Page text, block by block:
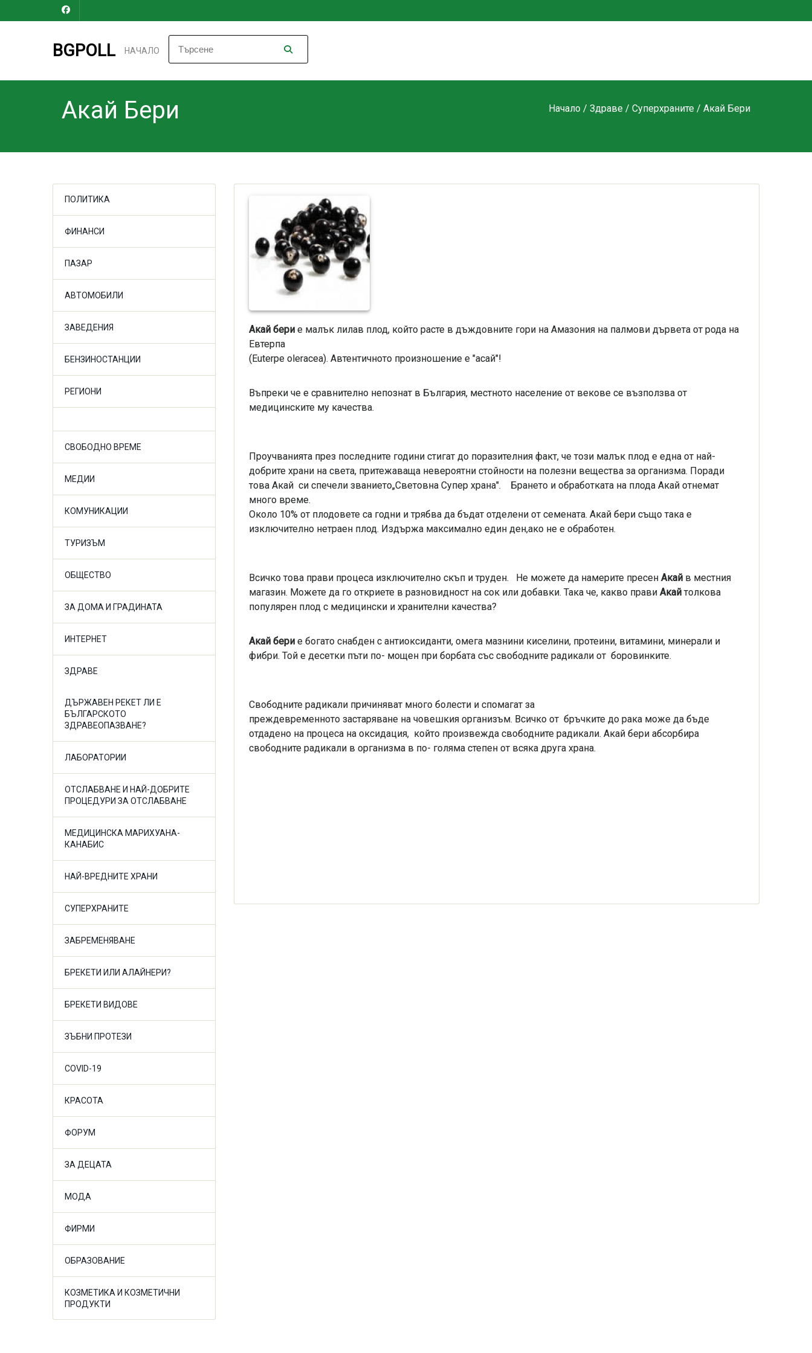
BGPOLL НАЧАЛО
Акай Бери Начало / Здраве / Суперхраните / Акай Бери
ПОЛИТИКА
ФИНАНСИ
ПАЗАР
АВТОМОБИЛИ
ЗАВЕДЕНИЯ
БЕНЗИНОСТАНЦИИ
РЕГИОНИ
СВОБОДНО ВРЕМЕ
МЕДИИ
КОМУНИКАЦИИ
ТУРИЗЪМ
ОБЩЕСТВО
ЗА ДОМА И ГРАДИНАТА
ИНТЕРНЕТ
ЗДРАВЕ
ДЪРЖАВЕН РЕКЕТ ЛИ Е
БЪЛГАРСКОТО
ЗДРАВЕОПАЗВАНЕ?
ЛАБОРАТОРИИ
ОТСЛАБВАНЕ И НАЙ-ДОБРИТЕ
ПРОЦЕДУРИ ЗА ОТСЛАБВАНЕ
МЕДИЦИНСКА МАРИХУАНА-
КАНАБИС
НАЙ-ВРЕДНИТЕ ХРАНИ
СУПЕРХРАНИТЕ
ЗАБРЕМЕНЯВАНЕ
БРЕКЕТИ ИЛИ АЛАЙНЕРИ?
БРЕКЕТИ ВИДОВЕ
ЗЪБНИ ПРОТЕЗИ
COVID-19
КРАСОТА
ФОРУМ
ЗА ДЕЦАТА
МОДА
ФИРМИ
ОБРАЗОВАНИЕ
КОЗМЕТИКА И КОЗМЕТИЧНИ
ПРОДУКТИ
Акай бери е малък лилав плод, който расте в дъждовните гори на Амазония на палмови дървета от рода на
Евтерпа
(Euterpe oleracea). Автентичното произношение е "асай"!
Въпреки че е сравнително непознат в България, местното население от векове се възползва от
медицинските му качества.
Проучванията през последните години стигат до поразителния факт, че този малък плод е една от най-
добрите храни на света, притежаваща невероятни стойности на полезни вещества за организма. Поради
това Акай си спечели званието„Световна Супер храна". Брането и обработката на плода Акай отнемат
много време.
Около 10% от плодовете са годни и трябва да бъдат отделени от семената. Акай бери също така е
изключително нетраен плод. Издържа максимално един ден,ако не е обработен.
Всичко това прави процеса изключително скъп и труден. Не можете да намерите пресен Акай в местния
магазин. Можете да го откриете в разновидност на сок или добавки. Така че, какво прави Акайтолкова
популярен плод с медицински и хранителни качества?
Акай бери е богато снабден с антиоксиданти, омега мазнини киселини, протеини, витамини, минерали и
фибри. Той е десетки пъти по- мощен при борбата със свободните радикали от боровинките.
Свободните радикали причиняват много болести и спомагат за
преждевременното застаряване на човешкия организъм. Всичко от бръчките до рака може да бъде
отдадено на процеса на оксидация, който произвежда свободните радикали. Акай бери абсорбира
свободните радикали в организма в по- голяма степен от всяка друга храна.